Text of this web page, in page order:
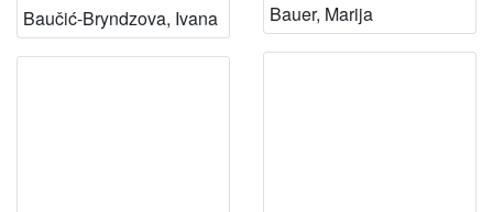
Baučić-Bryndzova, Ivana Bauer, Marija